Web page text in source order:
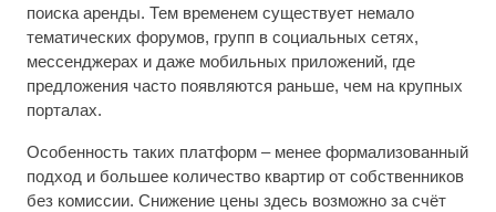
поиска аренды. Тем временем существует немало
тематических форумов, групп в социальных сетях,
мессенджерах и даже мобильных приложений, где
предложения часто появляются раньше, чем на крупных
порталах.
Особенность таких платформ – менее формализованный
подход и большее количество квартир от собственников
без комиссии. Снижение цены здесь возможно за счёт